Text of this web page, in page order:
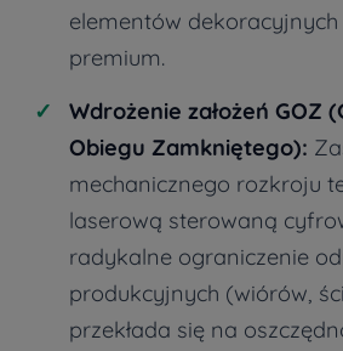
elementów
premium.
Wdrożenie założeń GOZ
Obiegu Zamkniętego):
mechanicznego rozkroju
laserową sterowaną
radykalne ograniczenie
produkcyjnych (wiórów,
przekłada się na